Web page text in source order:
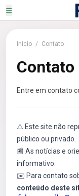
Início / Contato
Contato
Entre em contato
⚠️ Este site não
público ou privado.
📰 As notícias e
informativo.
✉️ Para contato
conteúdo deste